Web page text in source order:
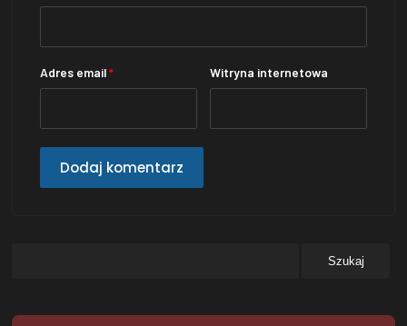
Adres email* Witryna internetowa